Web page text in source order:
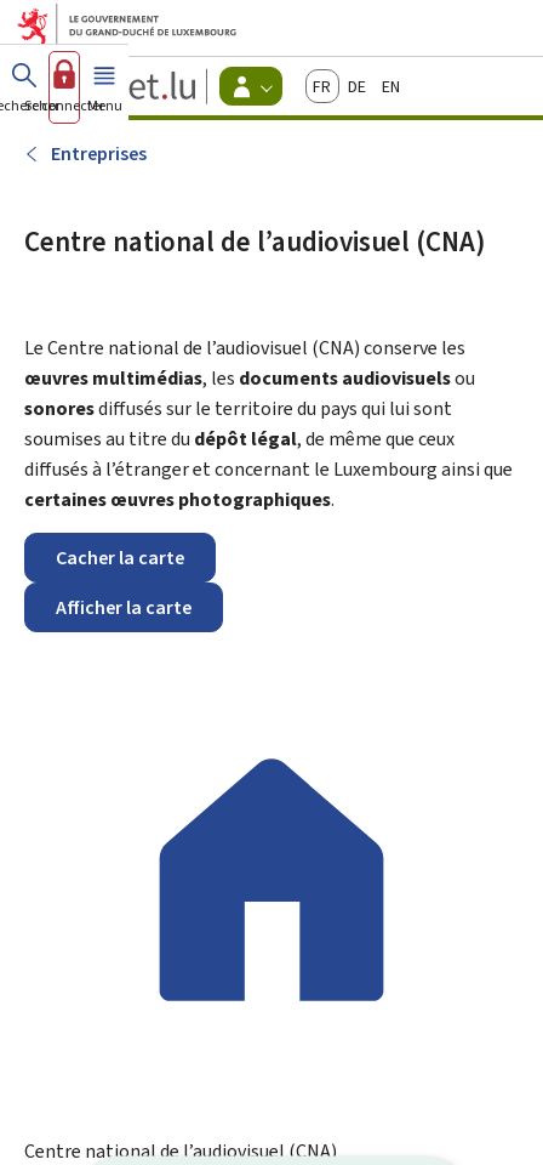
Aller au menu principal
Aller au contenu
Guichet.lu
Changer
d'espace
FrançaisDeutschEnglish
Se connecterMenu principal
Entreprises
Centre national de l’audiovisuel (CNA)
LeCentre national de l’audiovisuel (CNA) conserve les
œuvres multimédias, les documents audiovisuelsou
sonoresdiffusés sur le territoire du pays qui lui sont
soumises au titre du dépôt légal, de même que ceux
diffusés à l’étranger et concernant le Luxembourg ainsi que
certaines œuvres photographiques.
Cacher la carte
Afficher la carte
Centre national de l’audiovisuel (CNA)